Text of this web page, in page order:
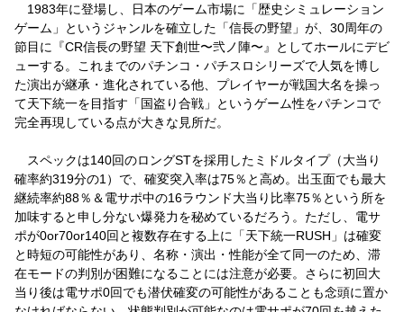
1983年に登場し、日本のゲーム市場に「歴史シミュレーション
ゲーム」というジャンルを確立した「信長の野望」が、30周年の
節目に『CR信長の野望 天下創世〜弐ノ陣〜』としてホールにデビ
ューする。これまでのパチンコ・パチスロシリーズで人気を博し
た演出が継承・進化されている他、プレイヤーが戦国大名を操っ
て天下統一を目指す「国盗り合戦」というゲーム性をパチンコで
完全再現している点が大きな見所だ。
スペックは140回のロングSTを採用したミドルタイプ（大当り
確率約319分の1）で、確変突入率は75％と高め。出玉面でも最大
継続率約88％＆電サポ中の16ラウンド大当り比率75％という所を
加味すると申し分ない爆発力を秘めているだろう。ただし、電サ
ポが0or70or140回と複数存在する上に「天下統一RUSH」は確変
と時短の可能性があり、名称・演出・性能が全て同一のため、滞
在モードの判別が困難になることには注意が必要。さらに初回大
当り後は電サポ0回でも潜伏確変の可能性があることも念頭に置か